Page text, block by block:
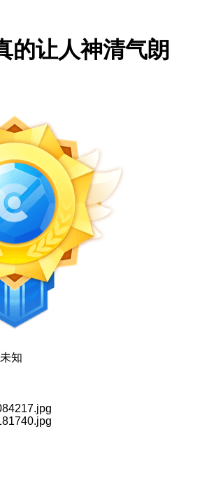
的让人神清气朗
知